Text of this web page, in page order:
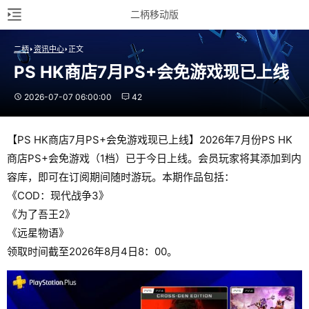
二柄移动版
二柄 资讯中心 正文
PS HK商店7月PS+会免游戏现已上线
2026-07-07 06:00:00 42
【PS HK商店7月PS+会免游戏现已上线】2026年7月份PS HK
商店PS+会免游戏（1档）已于今日上线。会员玩家将其添加到内
容库，即可在订阅期间随时游玩。本期作品包括：
《COD：现代战争3》
《为了吾王2》
《远星物语》
领取时间截至2026年8月4日8：00。